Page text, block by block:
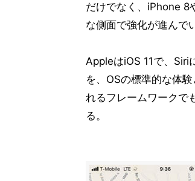
だけでなく、iPhone 8
な側面で強化が進んで
AppleはiOS 11で、Siri
を、OSの標準的な体
れるフレームワークで
る。